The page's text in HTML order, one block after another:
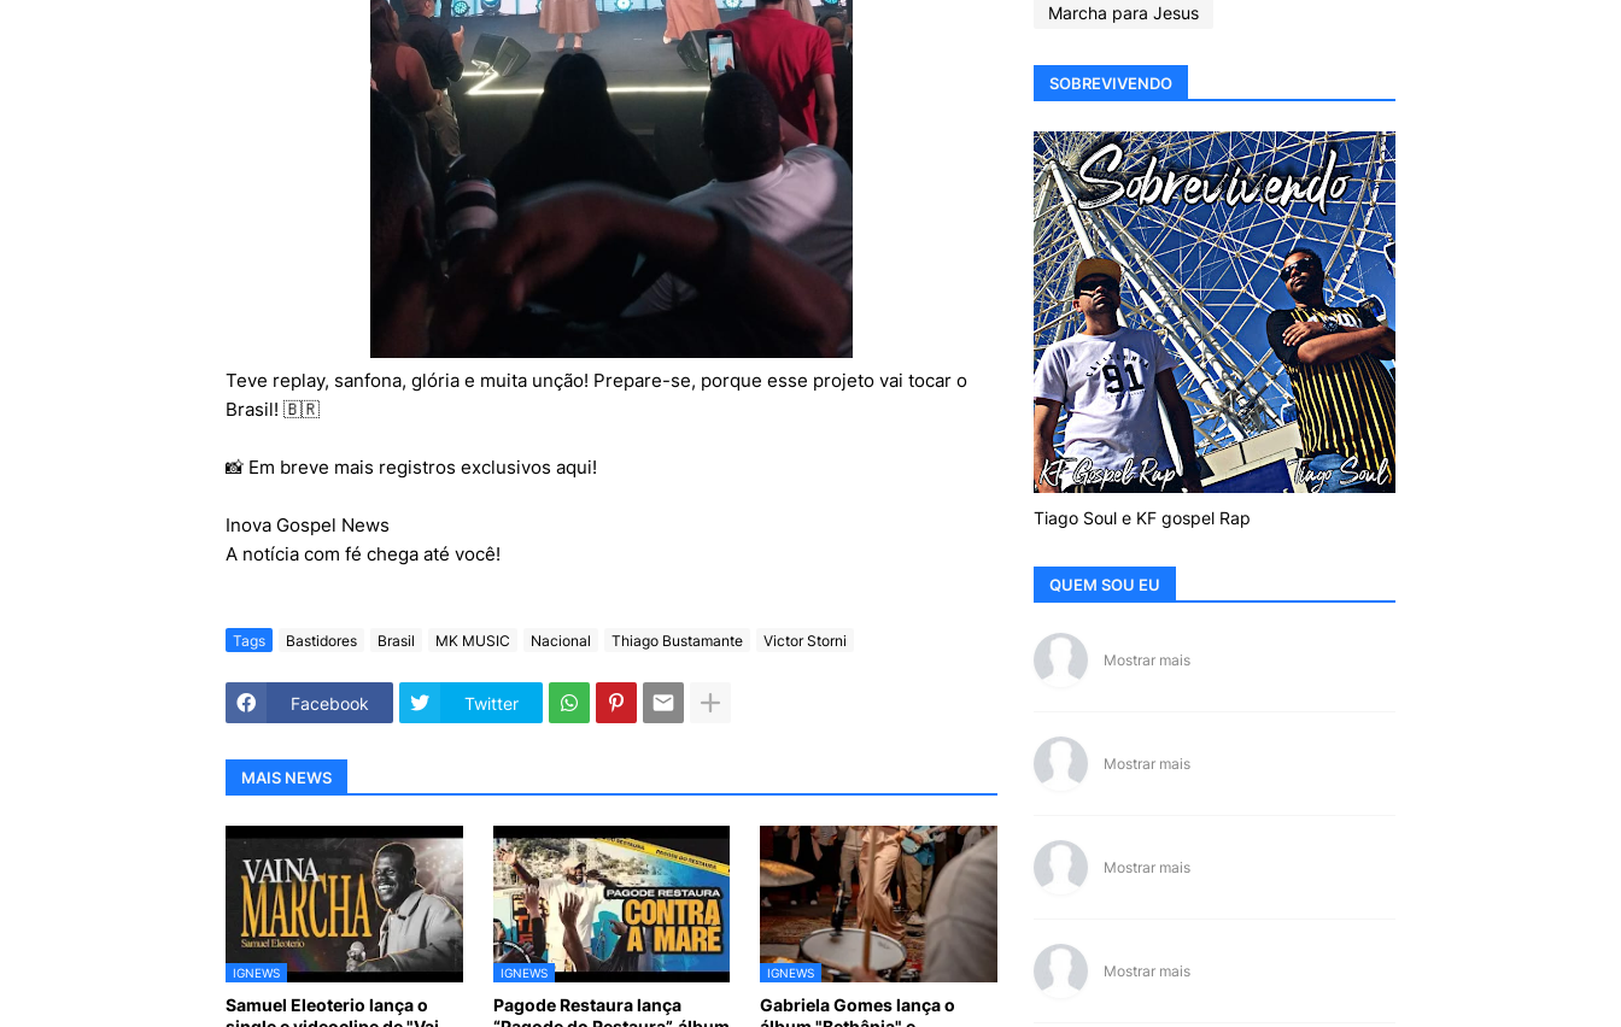
Teve replay, sanfona, glória e muita unção! Prepare-se, porque esse projeto vai tocar o
Brasil! 🇧🇷
📸 Em breve mais registros exclusivos aqui!
Inova Gospel News
A notícia com fé chega até você!
Tags Bastidores Brasil MK MUSIC Nacional Thiago Bustamante Victor Storni
Facebook Twitter
MAIS NEWS
IGNEWS
Samuel Eleoterio lança o
IGNEWS
Pagode Restaura lança
IGNEWS
Gabriela Gomes lança o
Marcha para Jesus
SOBREVIVENDO
Tiago Soul e KF gospel Rap
QUEM SOU EU
Mostrar mais
Mostrar mais
Mostrar mais
Mostrar mais